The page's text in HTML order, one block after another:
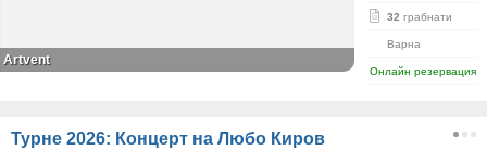
32 грабнати
Варна
Онлайн резервация
Artvent
Турне 2026: Концерт на Любо Киров